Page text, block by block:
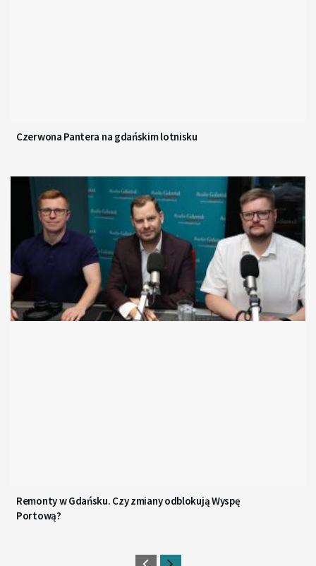
Czerwona Pantera na gdańskim lotnisku
Remonty w Gdańsku. Czy zmiany odblokują Wyspę
Portową?